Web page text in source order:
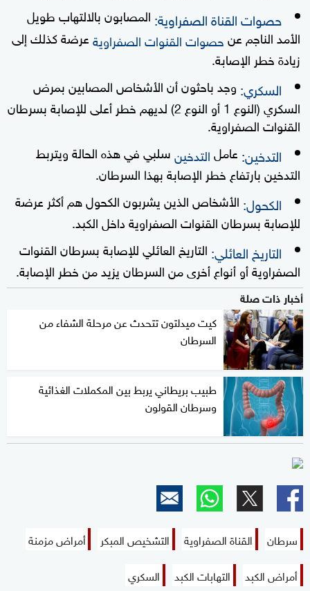
حصوات القناة الصفراوية: المصابون بالالتهاب طويل
الأمد الناجم عنحصوات القنوات الصفراويةعرضة كذلك إلى
زيادة خطر الإصابة.
السكري: وجد باحثون أن الأشخاص المصابين بمرض
السكري (النوع 1 أو النوع 2) لديهم خطر أعلى للإصابة بسرطان
القنوات الصفراوية.
التدخين: عاملالتدخين سلبي في هذه الحالة ويتربط
التدخين بارتفاع خطر الإصابة بهذا السرطان.
الكحول: الأشخاص الذين يشربون الكحول هم أكثر عرضة
للإصابة بسرطان القنوات الصفراوية داخل الكبد.
التاريخ العائلي: التاريخ العائلي للإصابة بسرطان القنوات
الصفراوية أو أنواع أخرى من السرطان يزيد من خطر الإصابة.
أخبار ذات صلة
كيت ميدلتون تتحدث عن مرحلة الشفاء من
السرطان
طبيب بريطاني يربط بين المكملات الغذائية
وسرطان القولون
سرطان القناة الصفراوية التشخيص المبكر
أمراض مزمنة
أمراض الكبد
التهابات الكبد السكري